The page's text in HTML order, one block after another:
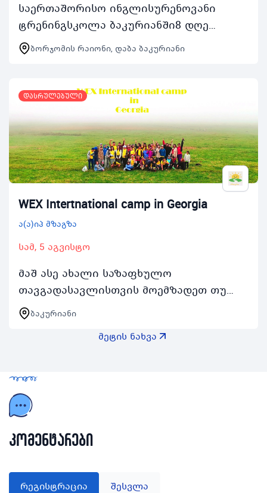
საერთაშორისო ინგლისურენოვანი
ტრენინგსკოლა ბაკურიანში8 დღე
მხოლოდ ინგლისურადზამთრის
ტრენინგსკოლა გაიმართება
გაცემული ყველა რ…
ბორჯომის რაიონი, დაბა ბაკურიანი
დასრულებული
WEX Intertnational camp in Georgia
ა(ა)იპ მზაგზა
სამ, 5 აგვისტო
მაშ ასე ახალი საზაფხულო
თავგადასავლისთვის მოემზადეთ თუ
გინდა რომ შეხვდე მონაწილეებს
მსოფლიოს სხვადასხვა ქვეყნიდან
იცხოვრო მულტიკულტურულ გარემოში
ბაკურიანი
მეტის ნახვა
კომენტარები
რეგისტრაცია შესვლა